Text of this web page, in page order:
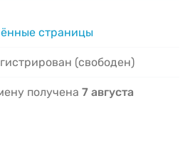
страницы
(свободен)
получена 7 августа